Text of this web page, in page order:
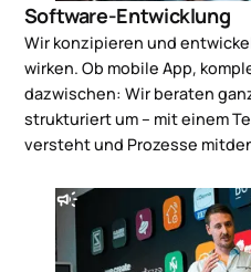
Software-Entwicklung
Wir konzipieren und
wirken. Ob mobile App,
dazwischen: Wir beraten
strukturiert um – mit einem
versteht und Prozesse
campaign